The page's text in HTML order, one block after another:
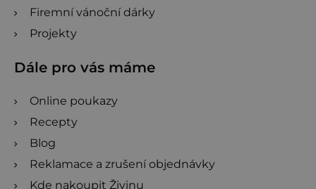
Firemní vánoční dárky
Projekty
Dále pro vás máme
Online poukazy
Recepty
Blog
Reklamace a zrušení objednávky
Kde nakoupit Živinu